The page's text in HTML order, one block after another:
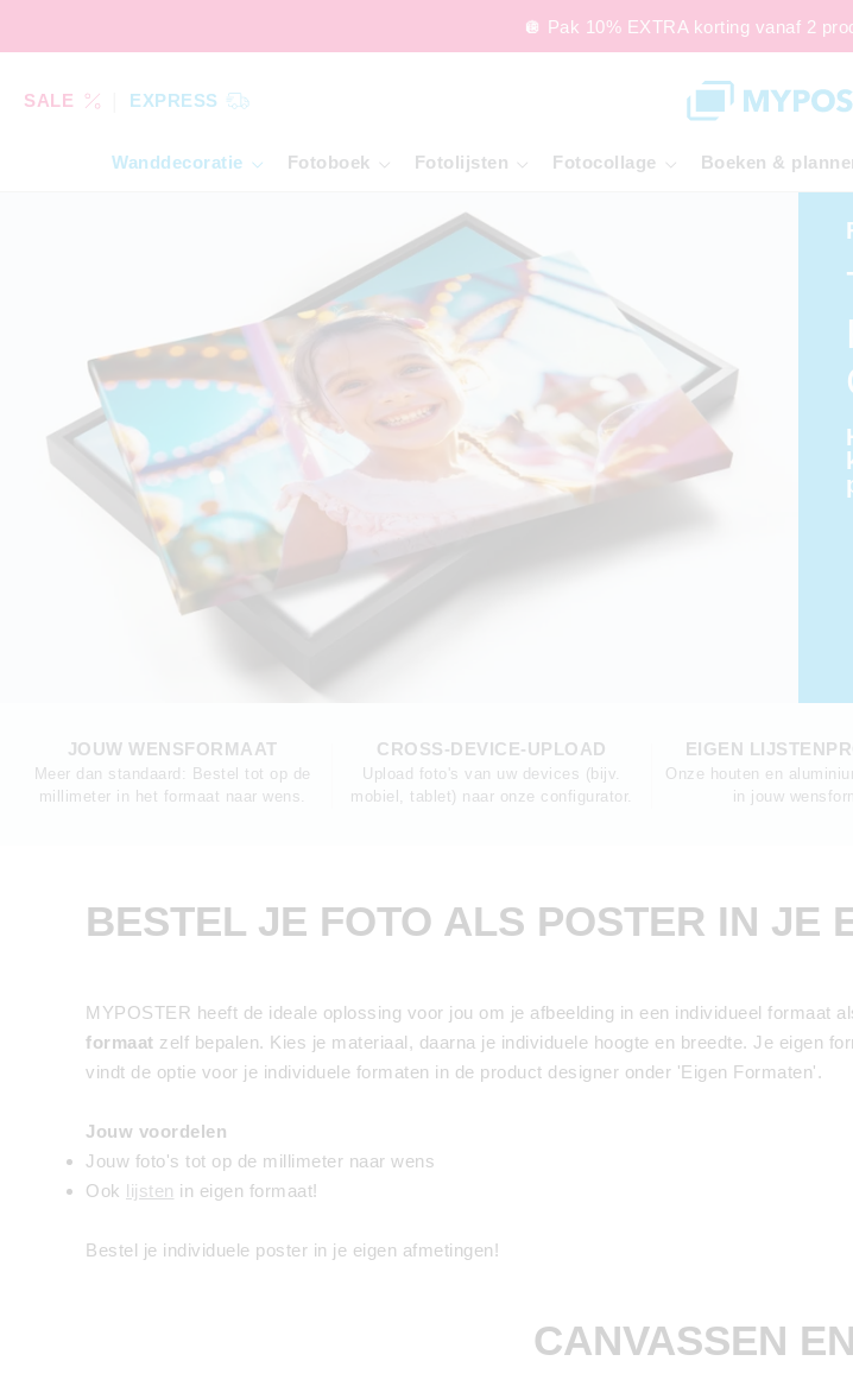
🪩 Pak 10% EXTRA korting vanaf 2
SALE EXPRESS
Wanddecoratie Fotoboek Fotolijsten Fotocollage Boeken &
JOUW WENSFORMAAT
Meer dan standaard: Bestel tot op de
millimeter in het formaat naar wens.
CROSS-DEVICE-UPLOAD
Upload foto's van uw devices (bijv.
mobiel, tablet) naar onze configurator.
EIGEN
Onze houten en
in jouw
BESTEL JE FOTO ALS POSTER IN JE
MYPOSTER heeft de ideale oplossing voor jou om je afbeelding in een individueel formaat
formaat zelf bepalen. Kies je materiaal, daarna je individuele hoogte en breedte. Je eigen
vindt de optie voor je individuele formaten in de product designer onder 'Eigen Formaten'.
Jouw voordelen
Jouw foto's tot op de millimeter naar wens
Ook lijsten in eigen formaat!
Bestel je individuele poster in je eigen afmetingen!
CANVASSEN